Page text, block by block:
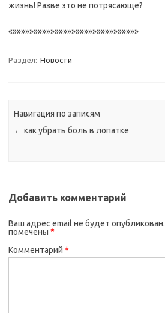
жизнь! Разве это не потрясающе?
«»»»»»»»»»»»»»»»»»»»»»»»»»»»»»»
Раздел: Новости
Навигация по записям
← как убрать боль в лопатке
Добавить комментарий
Ваш адрес email не будет опубликован.
помечены *
Комментарий *